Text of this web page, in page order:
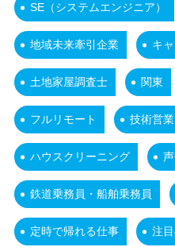
SE（システムエンジニア）
地域未来牽引企業 キ
土地家屋調査士 関東
フルリモート 技術営業
ハウスクリーニング
鉄道乗務員・船舶乗務員
定時で帰れる仕事 注